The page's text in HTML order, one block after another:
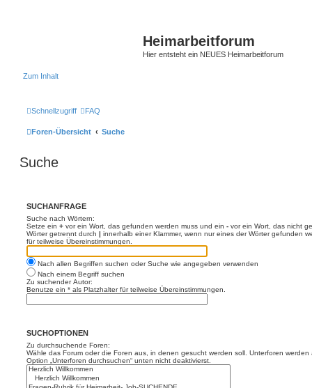
Heimarbeitforum
Hier entsteht ein NEUES Heimarbeitforum
Zum Inhalt
Schnellzugriff FAQ
Foren-Übersicht Suche
Suche
SUCHANFRAGE
Suche nach Wörtern:
Setze ein + vor ein Wort, das gefunden werden muss und ein - vor ein Wort, das nicht
Wörter getrennt durch | innerhalb einer Klammer, wenn nur eines der Wörter gefunden
für teilweise Übereinstimmungen.
Nach allen Begriffen suchen oder Suche wie angegeben verwenden
Nach einem Begriff suchen
Zu suchender Autor:
Benutze ein * als Platzhalter für teilweise Übereinstimmungen.
SUCHOPTIONEN
Zu durchsuchende Foren:
Wähle das Forum oder die Foren aus, in denen gesucht werden soll. Unterforen
Option „Unterforen durchsuchen“ unten nicht deaktivierst.